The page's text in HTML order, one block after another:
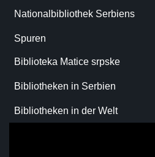
Nationalbibliothek Serbiens
Spuren
Biblioteka Matice srpske
Bibliotheken in Serbien
Bibliotheken in der Welt